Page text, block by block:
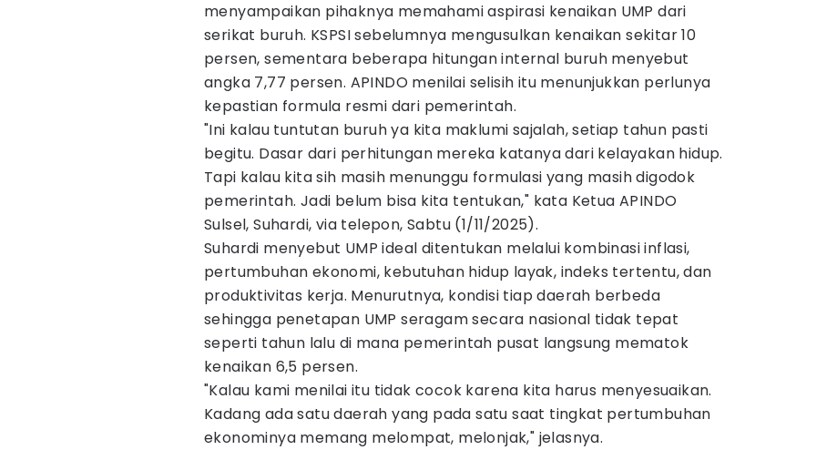
menyampaikan pihaknya memahami aspirasi kenaikan UMP dari
serikat buruh. KSPSI sebelumnya mengusulkan kenaikan sekitar 10
persen, sementara beberapa hitungan internal buruh menyebut
angka 7,77 persen. APINDO menilai selisih itu menunjukkan perlunya
kepastian formula resmi dari pemerintah.
"Ini kalau tuntutan buruh ya kita maklumi sajalah, setiap tahun pasti
begitu. Dasar dari perhitungan mereka katanya dari kelayakan hidup.
Tapi kalau kita sih masih menunggu formulasi yang masih digodok
pemerintah. Jadi belum bisa kita tentukan," kata Ketua APINDO
Sulsel, Suhardi, via telepon, Sabtu (1/11/2025).
Suhardi menyebut UMP ideal ditentukan melalui kombinasi inflasi,
pertumbuhan ekonomi, kebutuhan hidup layak, indeks tertentu, dan
produktivitas kerja. Menurutnya, kondisi tiap daerah berbeda
sehingga penetapan UMP seragam secara nasional tidak tepat
seperti tahun lalu di mana pemerintah pusat langsung mematok
kenaikan 6,5 persen.
"Kalau kami menilai itu tidak cocok karena kita harus menyesuaikan.
Kadang ada satu daerah yang pada satu saat tingkat pertumbuhan
ekonominya memang melompat, melonjak," jelasnya.